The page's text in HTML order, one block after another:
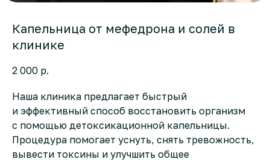
Капельница от мефедрона и солей в
клинике
2 000 р.
Наша клиника предлагает быстрый
и эффективный способ восстановить организм
с помощью детоксикационной капельницы.
Процедура помогает уснуть, снять тревожность,
вывести токсины и улучшить общее